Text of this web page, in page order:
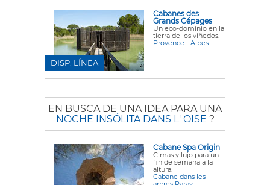
Cabanes des
Grands Cépages
Un eco-dominio en la
tierra de los viñedos.
Provence - Alpes
DISP. LÍNEA
EN BUSCA DE UNA IDEA PARA UNA
NOCHE INSÓLITA DANS L' OISE ?
Cabane Spa Origin
Cimas y lujo para un
fin de semana a la
altura.
Cabane dans les